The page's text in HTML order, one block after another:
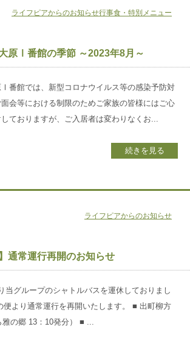
原Ⅰ番館の季節 ～2023年8月～
ライフピアからのお知らせ行事食・特別メニュー
番館では、新型コロナウイルス等の感染予防対
会等における制限のためご家族の皆様にはご心
ておりますが、ご入居者は変わりなくお...
続きを見る
通常運行再開のお知らせ
ライフピアからのお知らせ
当グループのシャトルバスを運休しておりまし
便より通常運行を再開いたします。 ■ 出町柳方
の郷 13：10発分） ■ ...